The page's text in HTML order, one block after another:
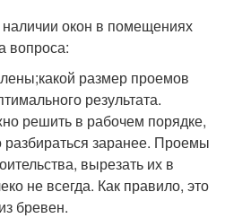
окон в помещениях
вопроса:
размер проемов
результата.
решить в рабочем порядке,
разбираться заранее. Проемы
вырезать их в
не всегда. Как правило, это
бревен.